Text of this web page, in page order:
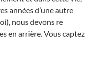
années d’une autre
nous devons re
en arrière. Vous captez